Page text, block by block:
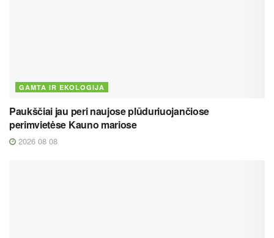
GAMTA IR EKOLOGIJA
Paukščiai jau peri naujose plūduriuojančiose
perimvietėse Kauno mariose
2026 08 08